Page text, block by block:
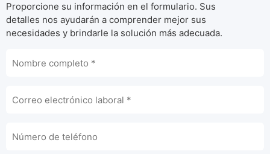
Proporcione su información en el formulario. Sus
detalles nos ayudarán a comprender mejor sus
necesidades y brindarle la solución más adecuada.